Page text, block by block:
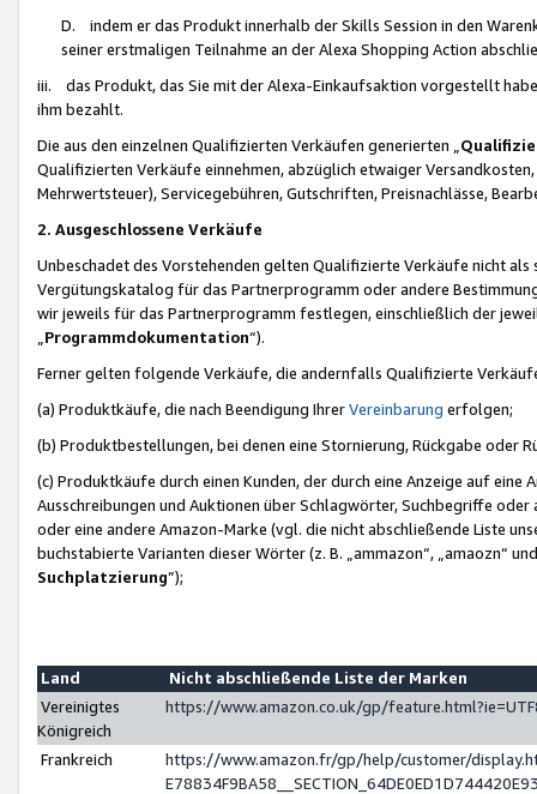
D. indem er das Produkt innerhalb der Skills Session in den
seiner erstmaligen Teilnahme an der Alexa Shopping Action
iii. das Produkt, das Sie mit der Alexa-Einkaufsaktion vorgestellt
ihm bezahlt.
Die aus den einzelnen Qualifizierten Verkäufen generierten „
Qualifizierten Verkäufe einnehmen, abzüglich etwaiger
Mehrwertsteuer), Servicegebühren, Gutschriften, Preisnachlässe,
2. Ausgeschlossene Verkäufe
Unbeschadet des Vorstehenden gelten Qualifizierte Verkäufe nicht
Vergütungskatalog für das Partnerprogramm oder andere
wir jeweils für das Partnerprogramm festlegen, einschließlich der
Programmdokumentation“).
Ferner gelten folgende Verkäufe, die andernfalls Qualifizierte
(a) Produktkäufe, die nach Beendigung IhrerVereinbarung erfolgen;
(b) Produktbestellungen, bei denen eine Stornierung, Rückgabe oder
(c) Produktkäufe durch einen Kunden, der durch eine Anzeige auf
Ausschreibungen und Auktionen über Schlagwörter, Suchbegriffe
oder eine andere Amazon-Marke (vgl. die nicht abschließende Liste
buchstabierte Varianten dieser Wörter (z. B. „ammazon“, „amaozn“
Suchplatzierung”);
Land
Nicht abschließende Liste der Marken
Vereinigtes
Königreich
https://www.amazon.co.uk/gp/
Frankreich
https://www.amazon.fr/gp/help/customer/